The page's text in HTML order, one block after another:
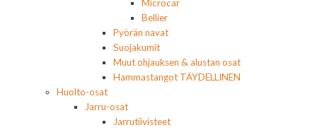
Microcar
Bellier
Pyörän navat
Suojakumit
Muut ohjauksen & alustan osat
Hammastangot TÄYDELLINEN
Huolto-osat
Jarru-osat
Jarrutiivisteet